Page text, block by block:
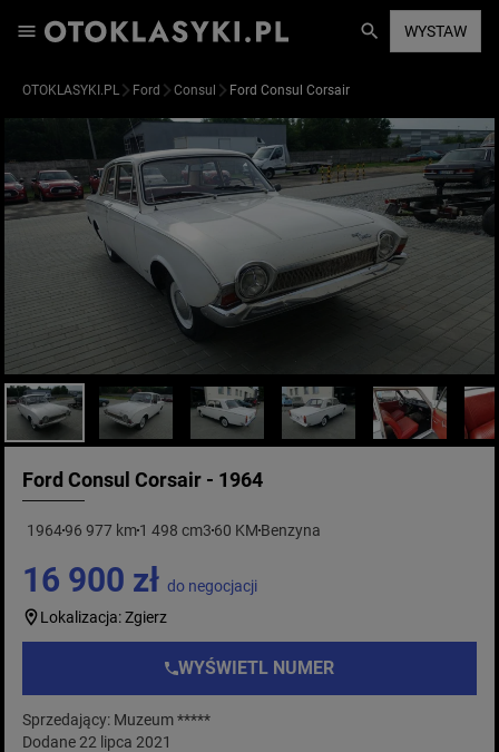
WYSTAW
OTOKLASYKI.PL Ford Consul Ford Consul Corsair
Ford Consul Corsair - 1964
196496 977 km1 498 cm3 60 KM Benzyna
16 900 zł do negocjacji
Lokalizacja: Zgierz
WYŚWIETL NUMER
Sprzedający: Muzeum *****
Dodane 22 lipca 2021